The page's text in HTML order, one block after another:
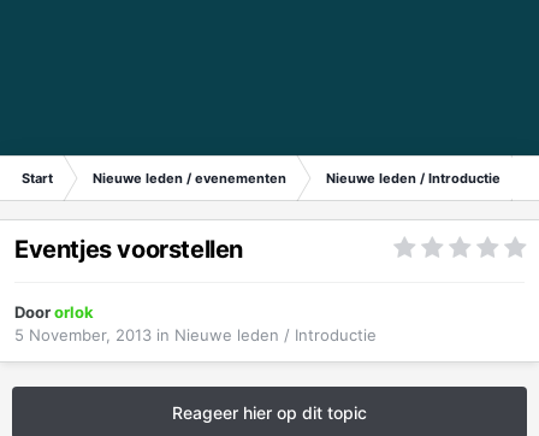
Start Nieuwe leden / evenementen Nieuwe leden / Introductie
Eventjes voorstellen
Doororlok
5 November, 2013 in Nieuwe leden / Introductie
Reageer hier op dit topic